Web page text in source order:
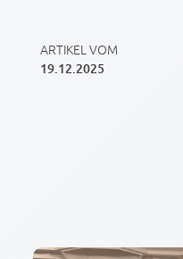
ARTIKEL VOM
19.12.2025